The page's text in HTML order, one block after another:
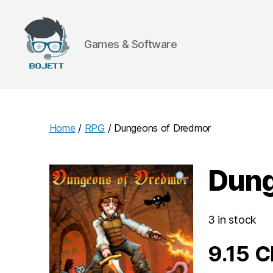
Games & Software
Home / RPG / Dungeons of Dredmor
3 in stock
9.15